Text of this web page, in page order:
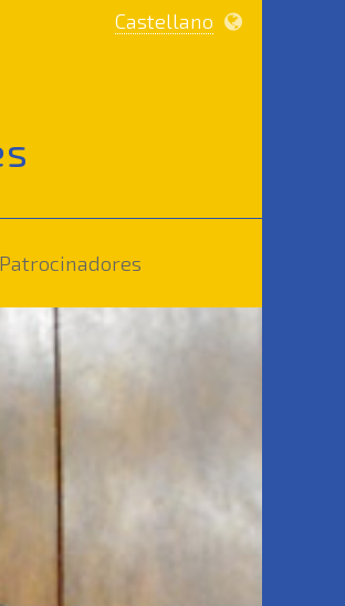
Castellano
Patrocinadores(current)